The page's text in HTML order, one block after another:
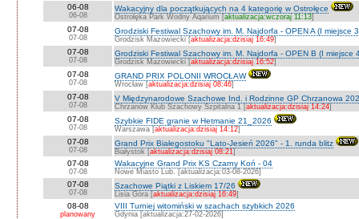
06-08
06-08
Wakacyjny dla początkujących na 4 kategorię w Ostrołęce
Ostrołęka Park Wodny Aqarium [aktualizacja:wczoraj 11:13]
07-08
07-08
Grodziski Festiwal Szachowy im. M. Najdorfa - OPEN A (I miejsce
Grodzisk Mazowiecki [aktualizacja:dzisiaj 16:49]
07-08
07-08
Grodziski Festiwal Szachowy im. M. Najdorfa - OPEN B (I miejsce
Grodzisk Mazowiecki [aktualizacja:dzisiaj 16:52]
07-08
07-08
GRAND PRIX POLONII WROCŁAW
Wrocław [aktualizacja:dzisiaj 08:46]
07-08
07-08
V Międzynarodowe Szachowe Ind. i Rodzinne GP Chrzanowa
Chrzanów Klub Szachowy Szpitalna 1 [aktualizacja:dzisiaj 14:24]
07-08
07-08
Szybkie FIDE granie w Hetmanie 21_2026
Warszawa [aktualizacja:dzisiaj 14:12]
07-08
07-08
Grand Prix Białegostoku "Lato-Jesień 2026" - 1. runda blitz
Białystok [aktualizacja:dzisiaj 08:21]
07-08
07-08
Wakacyjne Grand Prix KS Czarny Koń - 04
Nowe Miasto Lub. [aktualizacja:03-08-2026]
07-08
07-08
Szachowe Piątki z Liskiem 17/26
Lisia Góra [aktualizacja:dzisiaj 16:49]
08-08
planowany
VIII Turniej witomiński w szachach szybkich 2026
Gdynia [aktualizacja:27-02-2026]